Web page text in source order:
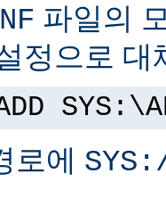
파일의
정으로 대
로에